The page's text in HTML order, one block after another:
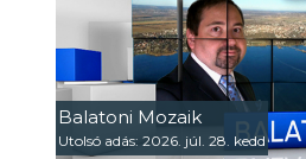
Balatoni Mozaik
Utolsó adás: 2026. júl. 28. kedd